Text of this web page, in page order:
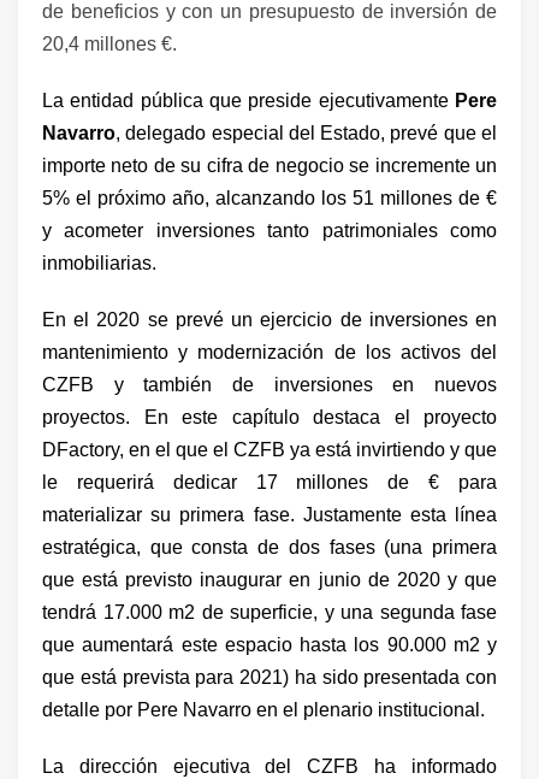
de beneficios y con un presupuesto de inversión de
20,4 millones €.
La entidad pública que preside ejecutivamente Pere
Navarro, delegado especial del Estado, prevé que el
importe neto de su cifra de negocio se incremente un
5% el próximo año, alcanzando los 51 millones de €
y acometer inversiones tanto patrimoniales como
inmobiliarias.
En el 2020 se prevé un ejercicio de inversiones en
mantenimiento y modernización de los activos del
CZFB y también de inversiones en nuevos
proyectos. En este capítulo destaca el proyecto
DFactory, en el que el CZFB ya está invirtiendo y que
le requerirá dedicar 17 millones de € para
materializar su primera fase. Justamente esta línea
estratégica, que consta de dos fases (una primera
que está previsto inaugurar en junio de 2020 y que
tendrá 17.000 m2 de superficie, y una segunda fase
que aumentará este espacio hasta los 90.000 m2 y
que está prevista para 2021) ha sido presentada con
detalle por Pere Navarro en el plenario institucional.
La dirección ejecutiva del CZFB ha informado